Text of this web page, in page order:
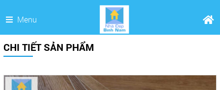
Menu
CHI TIẾT SẢN PHẨM